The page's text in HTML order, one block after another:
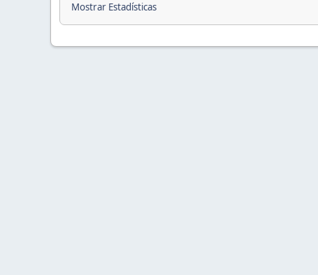
Mostrar Estadísticas